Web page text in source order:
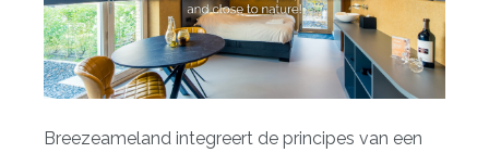
Breezeameland integreert de principes van een